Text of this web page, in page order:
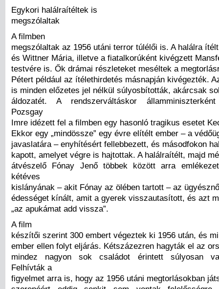
Egykori halálraítéltek is
megszólaltak
A filmben
megszólaltak az 1956 utáni terror túlélői is. A halálra
és Wittner Mária, illetve a fiatalkorúként kivégzett
testvére is. Ők drámai részleteket meséltek a
Pétert például az ítélethirdetés másnapján kivégezték.
is minden előzetes jel nélkül súlyosbították, akárcsak
áldozatét. A rendszerváltáskor
Pozsgay
Imre idézett fel a filmben egy hasonló tragikus esetet
Ekkor egy „mindössze” egy évre elítélt ember – a
javaslatára – enyhítésért fellebbezett, és másodfokon
kapott, amelyet végre is hajtottak. A halálraítélt, majd
átvészelő Fónay Jenő többek között arra
kétéves
kislányának – akit Fónay az ölében tartott – az
édességet kínált, amit a gyerek visszautasított, és azt
„az apukámat add vissza”.
A film
készítői szerint 300 embert végeztek ki 1956 után, és
ember ellen folyt eljárás. Kétszázezren hagyták el az
mindez nagyon sok családot érintett súlyosan
Felhívták a
figyelmet arra is, hogy az 1956 utáni megtorlásokban